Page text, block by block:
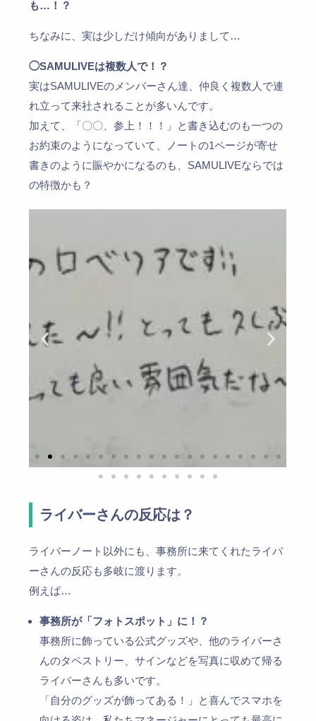
も…！？
ちなみに、実は少しだけ傾向がありまして…
◯SAMULIVEは複数人で！？
実はSAMULIVEのメンバーさん達、仲良く複数人で連
れ立って来社されることが多いんです。
加えて、「〇〇、参上！！！」と書き込むのも一つの
お約束のようになっていて、ノートの1ページが寄せ
書きのように賑やかになるのも、SAMULIVEならでは
の特徴かも？
ライバーさんの反応は？
ライバーノート以外にも、事務所に来てくれたライバ
ーさんの反応も多岐に渡ります。
例えば…
事務所が「フォトスポット」に！？
事務所に飾っている公式グッズや、他のライバーさ
んのタペストリー、サインなどを写真に収めて帰る
ライバーさんも多いです。
「自分のグッズが飾ってある！」と喜んでスマホを